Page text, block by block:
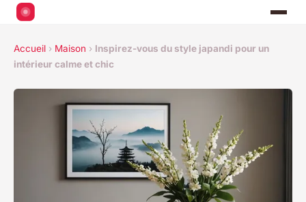
Accueil › Maison › Inspirez-vous du style japandi pour un
intérieur calme et chic